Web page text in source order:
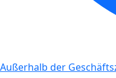
Außerhalb der